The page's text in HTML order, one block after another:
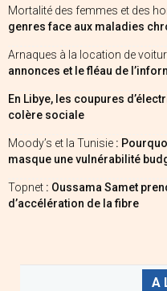
Mortalité des femmes et des
genres face aux maladies
Arnaques à la location de
annonces et le fléau de
En Libye, les coupures
colère sociale
Moody’s et la Tunisie :
masque une vulnérabilité
Topnet : Oussama Samet
d’accélération de la fibre
A